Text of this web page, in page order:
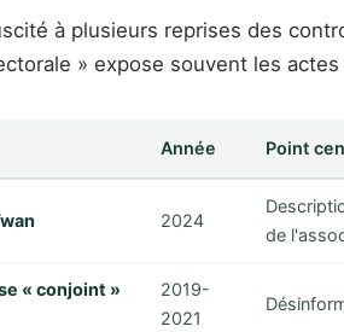
à plusieurs reprises des
» expose souvent les
Année Point
2024
de
« conjoint »
2019-
2021